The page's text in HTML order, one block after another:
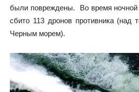
были повреждены. Во время
сбито 113 дронов противника (над
Черным морем).